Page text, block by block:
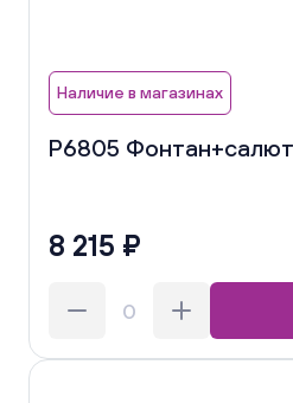
Наличие в магазинах
Р6805
8 215 ₽